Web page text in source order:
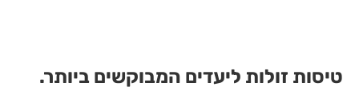
טיסות זולות ליעדים המבוקשים ביותר.